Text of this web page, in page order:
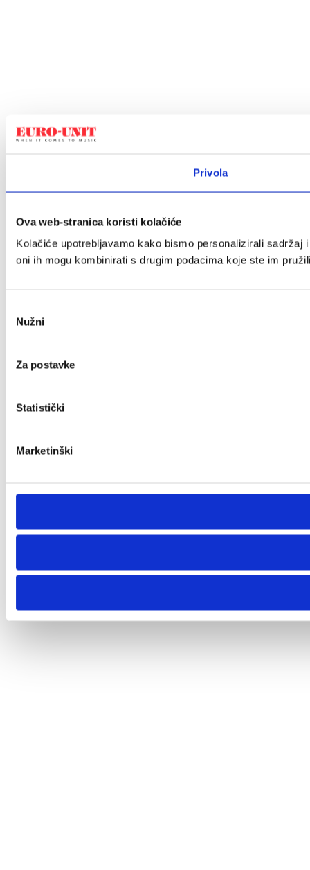
Privola
Ova web-stranica koristi kolačiće
Kolačiće upotrebljavamo kako bismo personalizirali
oni ih mogu kombinirati s drugim podacima koje ste im
pristanka
Nužni
Za postavke
Statistički
Marketinški